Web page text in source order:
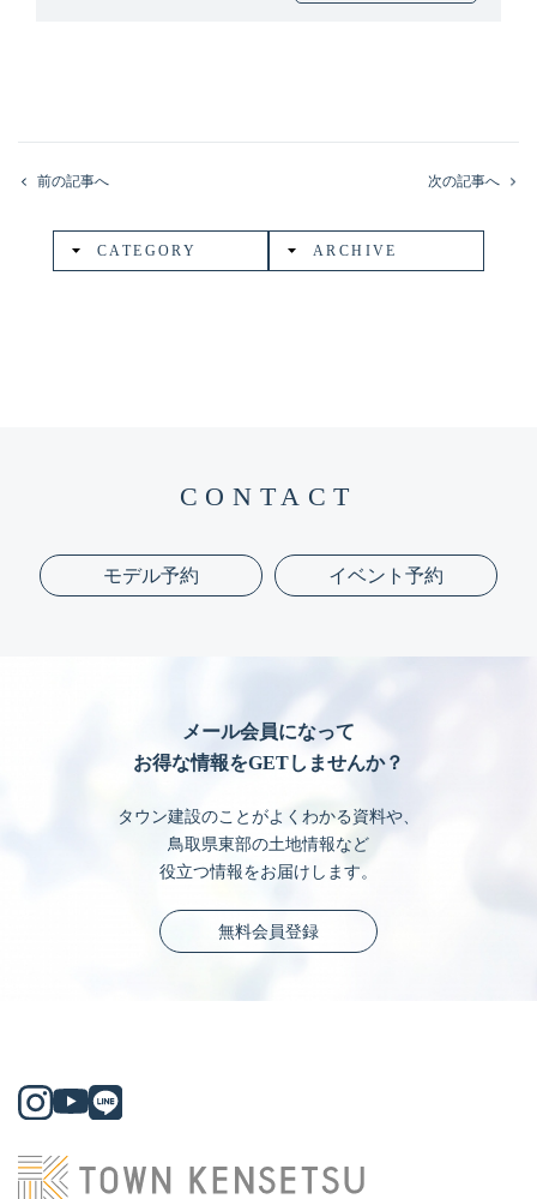
前の記事へ 次の記事へ
CATEGORY ARCHIVE
CONTACT
モデル予約 イベント予約
メール会員になって
お得な情報をGETしませんか？
タウン建設のことがよくわかる資料や、
鳥取県東部の土地情報など
役立つ情報をお届けします。
無料会員登録